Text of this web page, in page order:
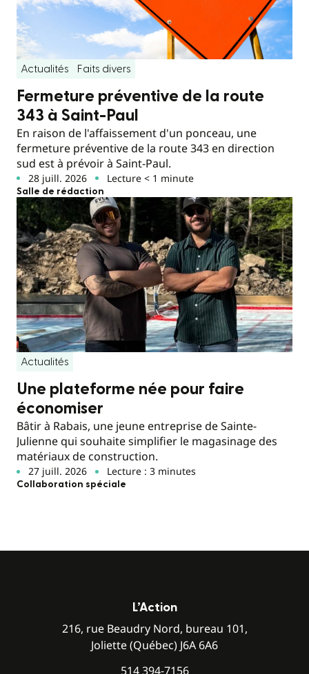
Actualités Faits divers
Fermeture préventive de la route
343 à Saint-Paul
En raison de l'affaissement d'un ponceau, une
fermeture préventive de la route 343 en direction
sud est à prévoir à Saint-Paul.
28 juill. 2026 Lecture < 1 minute
Salle de rédaction
Actualités
Une plateforme née pour faire
économiser
Bâtir à Rabais, une jeune entreprise de Sainte-
Julienne qui souhaite simplifier le magasinage des
matériaux de construction.
27 juill. 2026 Lecture : 3 minutes
Collaboration spéciale
L’Action
216, rue Beaudry Nord, bureau 101,
Joliette (Québec) J6A 6A6
514 394-7156